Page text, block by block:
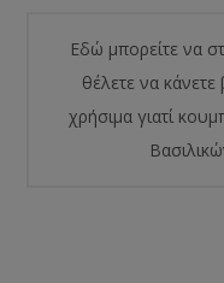
Εδώ μπορείτε να
θέλετε να
χρήσιμα γιατί